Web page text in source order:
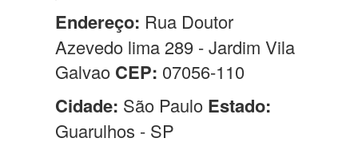
Endereço: Rua Doutor
Azevedo lima 289 - Jardim Vila
Galvao CEP: 07056-110
Cidade: São Paulo Estado:
Guarulhos - SP